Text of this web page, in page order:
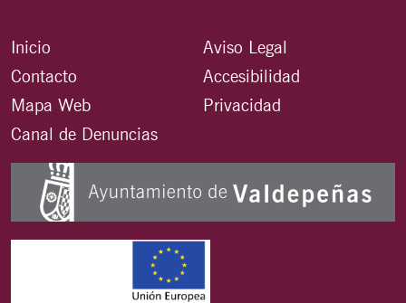
Inicio
Contacto
Mapa Web
Canal de Denuncias
Aviso Legal
Accesibilidad
Privacidad